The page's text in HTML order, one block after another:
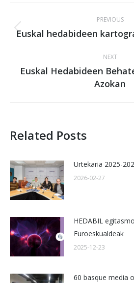
navigation
PREVIOUS
Euskal hedabideen
NEXT
Next
post:
Euskal Hedabideen
Azokan
Related Posts
Urtekaria 2025-
2026-02-27
HEDABIL
Euroeskualdeak
2025-12-23
60 basque media